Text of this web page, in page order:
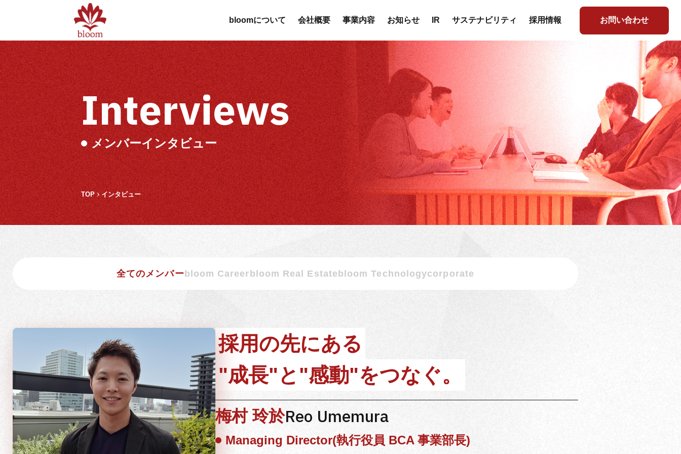
bloomについて 会社概要 事業内容 お知らせ IR サステナビリティ 採用情報 お問い合わせ
Interviews
メンバーインタビュー
TOP インタビュー
全てのメンバーbloom Careerbloom Real Estatebloom Technologycorporate
採用の先にある
"成長"と"感動"をつなぐ。
梅村 玲於Reo Umemura
Managing Director(執行役員 BCA 事業部長)